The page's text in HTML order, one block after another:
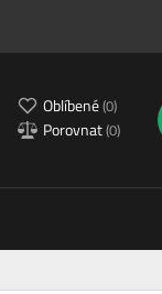
Oblíbené(0)
Porovnat(0)